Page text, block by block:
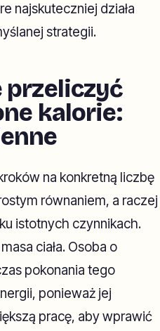
najskuteczniej działa
strategii.
przeliczyć
kalorie:
na konkretną liczbę
równaniem, a raczej
istotnych czynnikach.
ciała. Osoba o
pokonania tego
ponieważ jej
pracę, aby wprawić